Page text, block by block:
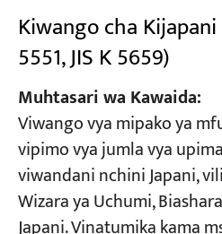
Kiwango cha Kijapani
5551, JIS K 5659)
Muhtasari wa Kawaida:
Viwango vya mipako ya
vipimo vya jumla vya
viwandani nchini Japani,
Wizara ya Uchumi,
Japani. Vinatumika kama